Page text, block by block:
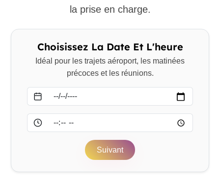
la prise en charge.
Choisissez La Date Et L'heure
Idéal pour les trajets aéroport, les matinées
précoces et les réunions.
Suivant